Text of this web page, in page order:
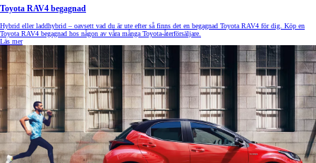
Toyota RAV4 begagnad
Hybrid eller laddhybrid – oavsett vad du är ute efter så finns det en begagnad Toyota RAV4 för dig. Köp en
Toyota RAV4 begagnad hos någon av våra många Toyota-återförsäljare.
Läs mer